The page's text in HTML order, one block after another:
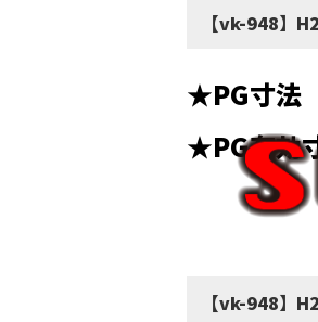
【vk-948】
★PG寸
★PG有
【vk-948】